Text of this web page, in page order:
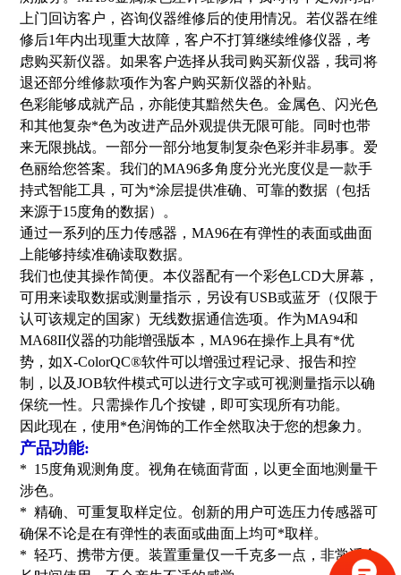
上门回访客户，咨询仪器维修后的使用情况。若仪器在维
修后1年内出现重大故障，客户不打算继续维修仪器，考
虑购买新仪器。如果客户选择从我司购买新仪器，我司将
退还部分维修款项作为客户购买新仪器的补贴。
色彩能够成就产品，亦能使其黯然失色。金属色、闪光色
和其他复杂*色为改进产品外观提供无限可能。同时也带
来无限挑战。一部分一部分地复制复杂色彩并非易事。爱
色丽给您答案。我们的MA96多角度分光光度仪是一款手
持式智能工具，可为*涂层提供准确、可靠的数据（包括
来源于15度角的数据）。
通过一系列的压力传感器，MA96在有弹性的表面或曲面
上能够持续准确读取数据。
我们也使其操作简便。本仪器配有一个彩色LCD大屏幕，
可用来读取数据或测量指示，另设有USB或蓝牙（仅限于
认可该规定的国家）无线数据通信选项。作为MA94和
MA68II仪器的功能增强版本，MA96在操作上具有*优
势，如X-ColorQC®软件可以增强过程记录、报告和控
制，以及JOB软件模式可以进行文字或可视测量指示以确
保统一性。只需操作几个按键，即可实现所有功能。
因此现在，使用*色润饰的工作全然取决于您的想象力。
产品功能:
* 15度角观测角度。视角在镜面背面，以更全面地测量干
涉色。
* 精确、可重复取样定位。创新的用户可选压力传感器可
确保不论是在有弹性的表面或曲面上均可*取样。
* 轻巧、携带方便。装置重量仅一千克多一点，非常适合